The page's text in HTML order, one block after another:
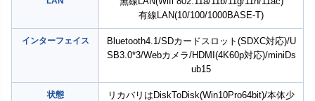
有線LAN(10/100/1000BASE-T)
インターフェイス
Bluetooth4.1/SDカードスロット(SDXC対応)/U
SB3.0*3/Webカメラ/HDMI(4K60p対応)/miniDs
ub15
状態
リカバリはDiskToDisk(Win10Pro64bit)/本体少